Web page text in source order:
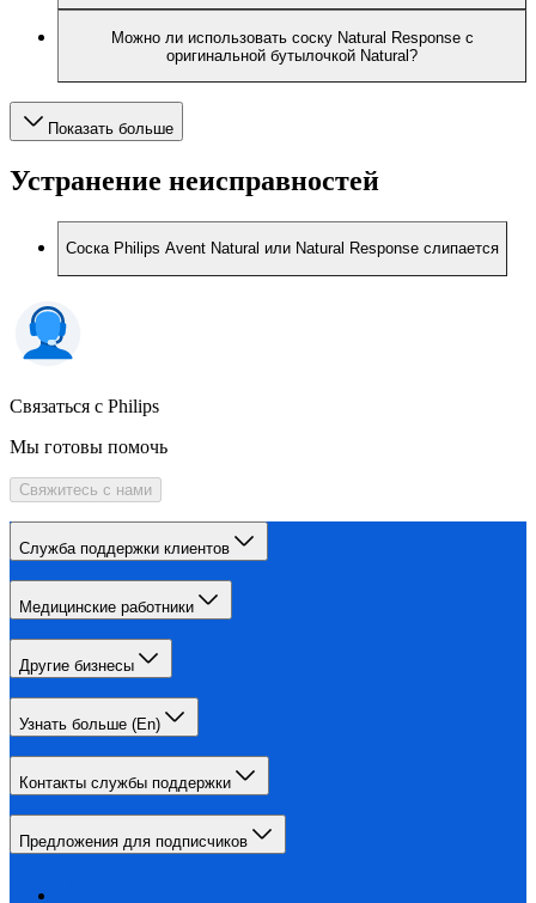
Можно ли использовать соску Natural Response с
оригинальной бутылочкой Natural?
Показать больше
Устранение неисправностей
Соска Philips Avent Natural или Natural Response слипается
Связаться с Philips
Мы готовы помочь
Свяжитесь с нами
Служба поддержки клиентов
Медицинские работники
Другие бизнесы
Узнать больше (En)
Контакты службы поддержки
Предложения для подписчиков